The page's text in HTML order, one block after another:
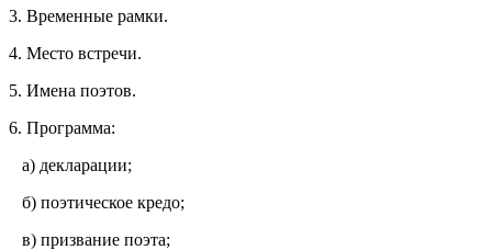
3. Временные рамки.
4. Место встречи.
5. Имена поэтов.
6. Программа:
а) декларации;
б) поэтическое кредо;
в) призвание поэта;